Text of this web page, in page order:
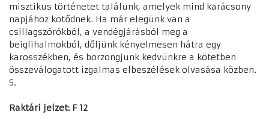
misztikus történetet találunk, amelyek mind karácsony
napjához kötődnek. Ha már elegünk van a
csillagszórókból, a vendégjárásból meg a
beiglihalmokból, dőljünk kényelmesen hátra egy
karosszékben, és borzongjunk kedvünkre a kötetben
összeválogatott izgalmas elbeszélések olvasása közben.
S.
Raktári jelzet: F 12